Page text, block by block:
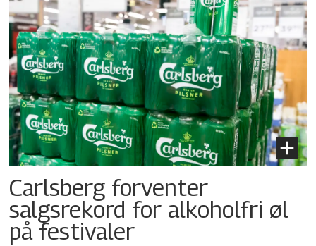
Carlsberg forventer
salgsrekord for alkoholfri øl
på festivaler